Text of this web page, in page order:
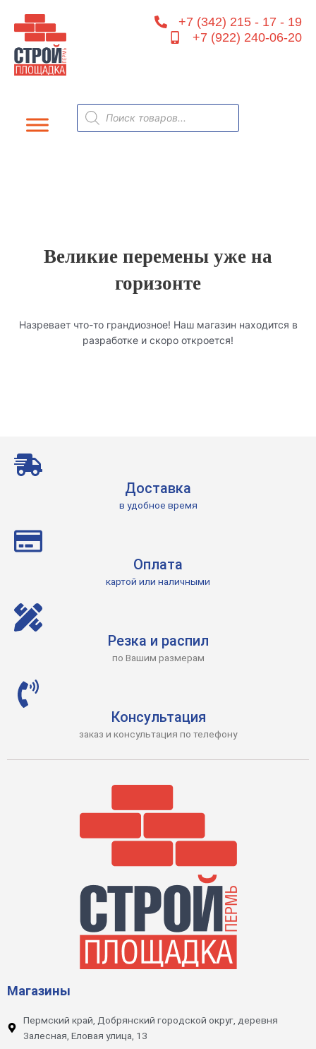
содержимому
+7 (342) 215 - 17 - 19
+7 (922) 240-06-20
Поиск
товаров
Великие перемены уже на
горизонте
Назревает что-то грандиозное! Наш магазин находится в
разработке и скоро откроется!
Доставка
в удобное время
Оплата
картой или наличными
Резка и распил
по Вашим размерам
Консультация
заказ и консультация по телефону
Магазины
Пермский край, Добрянский городской округ, деревня
Залесная, Еловая улица, 13